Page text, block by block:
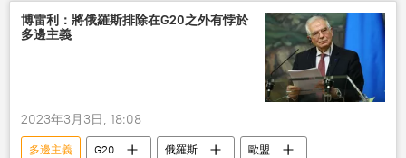
博雷利：將俄羅斯排除在G20之外有悖於
多邊主義
2023年3月3日, 18:08
多邊主義 G20 俄羅斯 歐盟